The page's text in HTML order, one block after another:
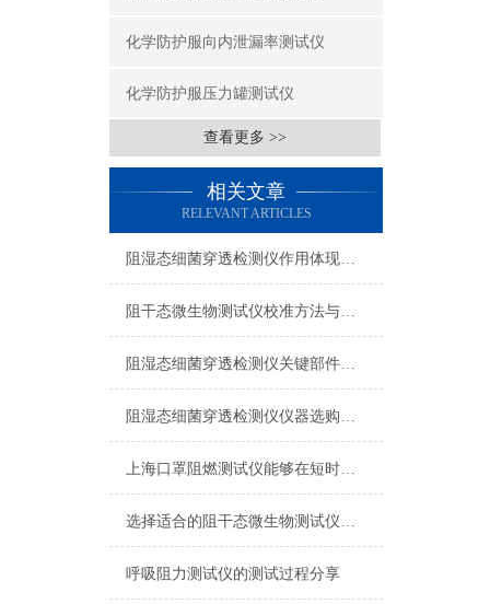
化学防护服向内泄漏率测试仪
化学防护服压力罐测试仪
查看更多 >>
相关文章
RELEVANT ARTICLES
阻湿态细菌穿透检测仪作用体现在两个方面
阻干态微生物测试仪校准方法与技巧
阻湿态细菌穿透检测仪关键部件检查与更换
阻湿态细菌穿透检测仪仪器选购可以参考以下事项
上海口罩阻燃测试仪能够在短时间内完成大量口罩的阻燃性能测试
选择适合的阻干态微生物测试仪要考虑哪些因素？
呼吸阻力测试仪的测试过程分享